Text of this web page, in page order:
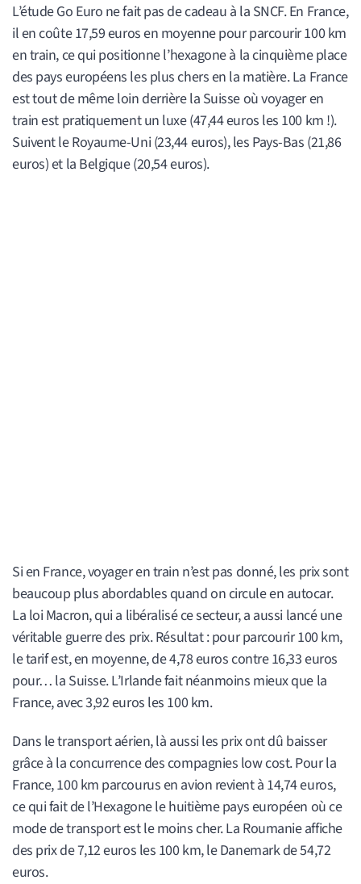
L’étude Go Euro ne fait pas de cadeau à la SNCF. En France,
il en coûte 17,59 euros en moyenne pour parcourir 100 km
en train, ce qui positionne l’hexagone à la cinquième place
des pays européens les plus chers en la matière. La France
est tout de même loin derrière la Suisse où voyager en
train est pratiquement un luxe (47,44 euros les 100 km !).
Suivent le Royaume-Uni (23,44 euros), les Pays-Bas (21,86
euros) et la Belgique (20,54 euros).
Si en France, voyager en train n’est pas donné, les prix sont
beaucoup plus abordables quand on circule en autocar.
La loi Macron, qui a libéralisé ce secteur, a aussi lancé une
véritable guerre des prix. Résultat : pour parcourir 100 km,
le tarif est, en moyenne, de 4,78 euros contre 16,33 euros
pour… la Suisse. L’Irlande fait néanmoins mieux que la
France, avec 3,92 euros les 100 km.
Dans le transport aérien, là aussi les prix ont dû baisser
grâce à la concurrence des compagnies low cost. Pour la
France, 100 km parcourus en avion revient à 14,74 euros,
ce qui fait de l’Hexagone le huitième pays européen où ce
mode de transport est le moins cher. La Roumanie affiche
des prix de 7,12 euros les 100 km, le Danemark de 54,72
euros.